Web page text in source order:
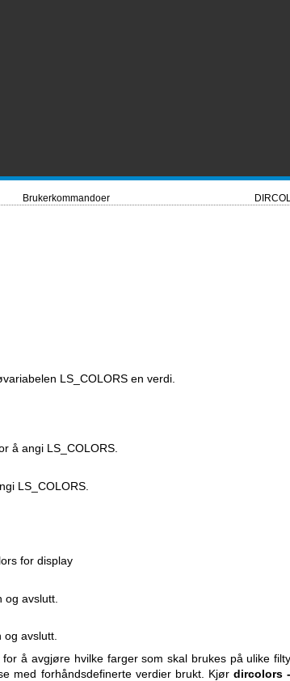
Brukerkommandoer
LS_COLORS en verdi.
å angi LS_COLORS.
LS_COLORS.
for display
og avslutt.
avslutt.
å avgjøre hvilke farger som skal brukes på ulike
med forhåndsdefinerte verdier brukt. Kjør dircolors